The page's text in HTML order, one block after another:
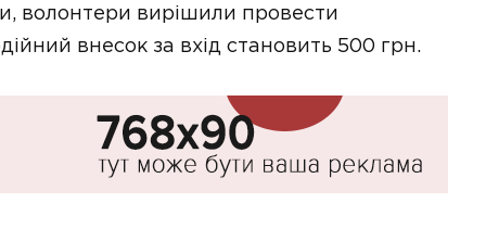
волонтери вирішили провести
внесок за вхід становить 500 грн.